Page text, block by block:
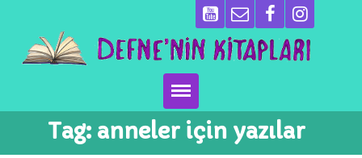
Ana Sayfa
Tag: anneler için yazılar